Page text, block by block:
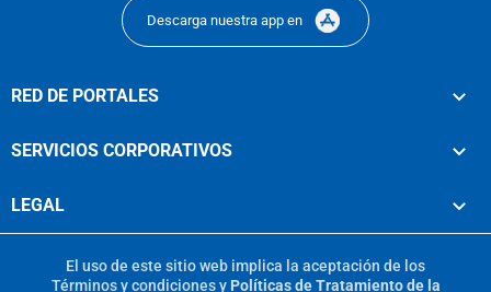
Descarga nuestra app en
RED DE PORTALES
SERVICIOS CORPORATIVOS
LEGAL
El uso de este sitio web implica la aceptación de los
Términos y condicionesy Políticas de Tratamiento de la